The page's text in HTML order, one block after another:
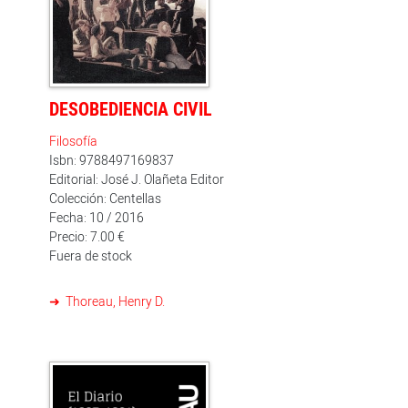
pero también es una Escritura, una forma de aprender
lo que la vida tiene que enseñar.
DESOBEDIENCIA CIVIL
Filosofía
Isbn: 9788497169837
Editorial: José J. Olañeta Editor
Colección: Centellas
Fecha: 10 / 2016
Precio: 7.00 €
Fuera de stock
Thoreau, Henry D.